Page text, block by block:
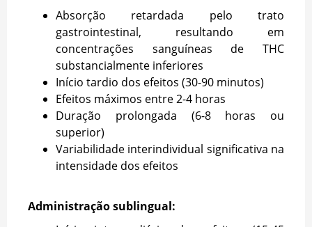
Absorção retardada pelo trato
gastrointestinal, resultando em
concentrações sanguíneas de THC
substancialmente inferiores
Início tardio dos efeitos (30-90 minutos)
Efeitos máximos entre 2-4 horas
Duração prolongada (6-8 horas ou
superior)
Variabilidade interindividual significativa na
intensidade dos efeitos
Administração sublingual: